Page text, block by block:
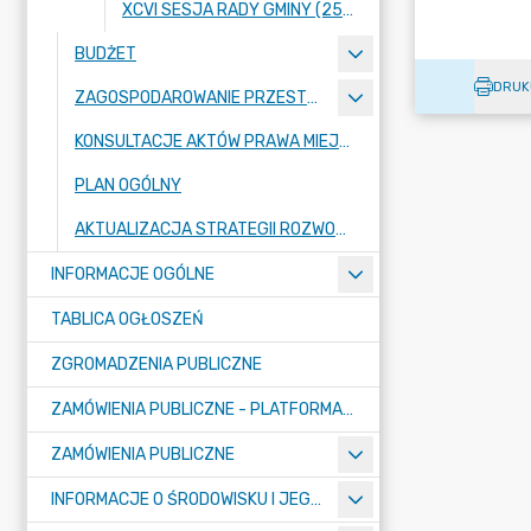
XCVI SESJA RADY GMINY (25 KWIETNIA 2024 ROKU)
BUDŻET
ZAGOSPODAROWANIE PRZESTRZENNE
KONSULTACJE AKTÓW PRAWA MIEJSCOWEGO I INNYCH AKTÓW PRAWNYCH
PLAN OGÓLNY
AKTUALIZACJA STRATEGII ROZWOJU GMINY RASZYN
INFORMACJE OGÓLNE
TABLICA OGŁOSZEŃ
ZGROMADZENIA PUBLICZNE
ZAMÓWIENIA PUBLICZNE - PLATFORMA ZAKUPOWA (OD 01.05.2025R.)
ZAMÓWIENIA PUBLICZNE
INFORMACJE O ŚRODOWISKU I JEGO OCHRONIE